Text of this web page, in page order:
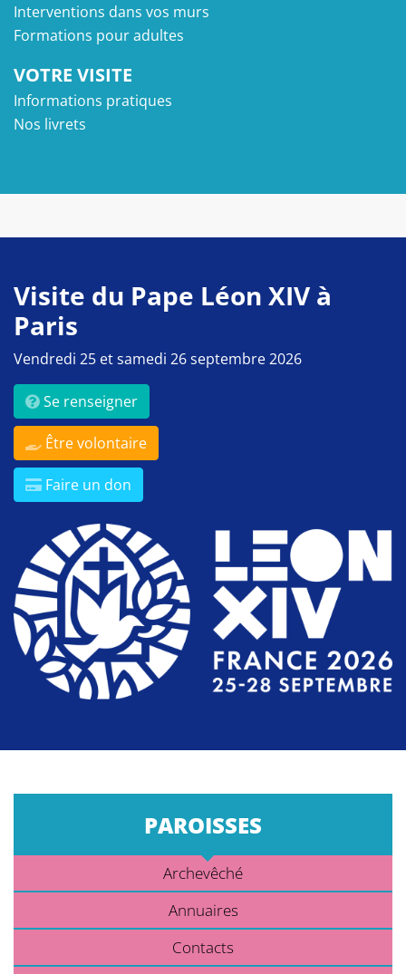
Interventions dans vos murs
Formations pour adultes
VOTRE VISITE
Informations pratiques
Nos livrets
Visite du Pape Léon XIV à
Paris
Vendredi 25 et samedi 26 septembre 2026
Se renseigner
Être volontaire
Faire un don
PAROISSES
Archevêché
Annuaires
Contacts